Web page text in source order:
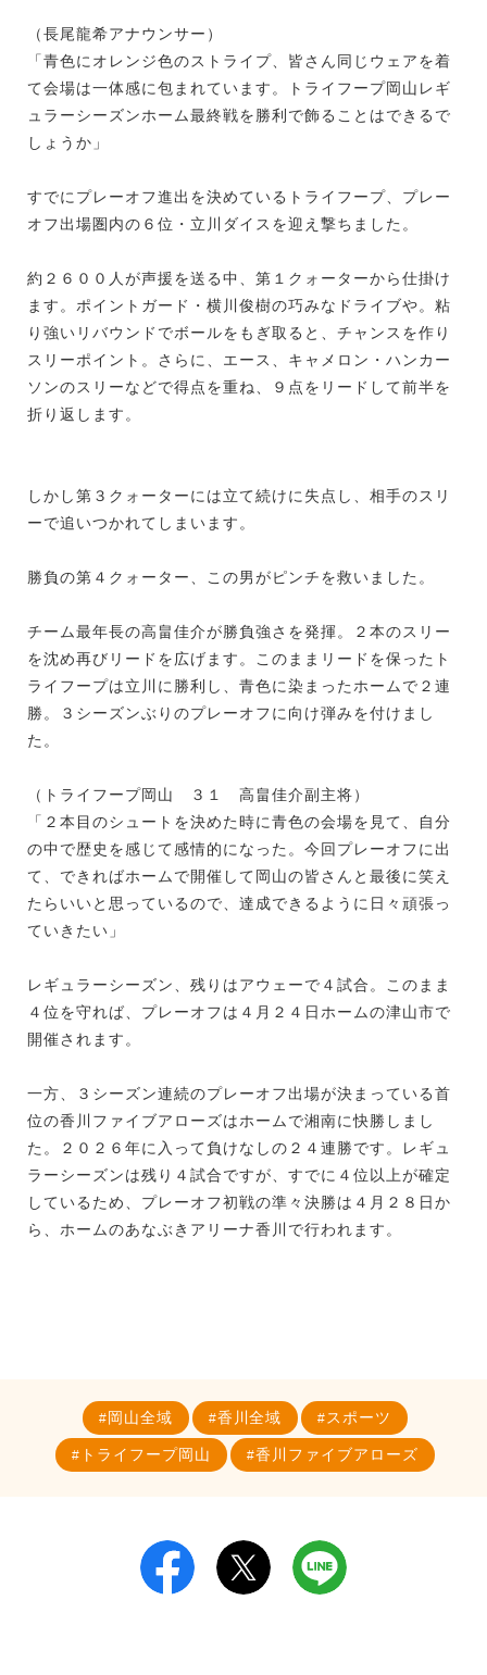
（長尾龍希アナウンサー）
「青色にオレンジ色のストライプ、皆さん同じウェアを着
て会場は一体感に包まれています。トライフープ岡山レギ
ュラーシーズンホーム最終戦を勝利で飾ることはできるで
しょうか」
すでにプレーオフ進出を決めているトライフープ、プレー
オフ出場圏内の６位・立川ダイスを迎え撃ちました。
約２６００人が声援を送る中、第１クォーターから仕掛け
ます。ポイントガード・横川俊樹の巧みなドライブや。粘
り強いリバウンドでボールをもぎ取ると、チャンスを作り
スリーポイント。さらに、エース、キャメロン・ハンカー
ソンのスリーなどで得点を重ね、９点をリードして前半を
折り返します。
しかし第３クォーターには立て続けに失点し、相手のスリ
ーで追いつかれてしまいます。
勝負の第４クォーター、この男がピンチを救いました。
チーム最年長の高畠佳介が勝負強さを発揮。２本のスリー
を沈め再びリードを広げます。このままリードを保ったト
ライフープは立川に勝利し、青色に染まったホームで２連
勝。３シーズンぶりのプレーオフに向け弾みを付けまし
た。
（トライフープ岡山 ３１ 高畠佳介副主将）
「２本目のシュートを決めた時に青色の会場を見て、自分
の中で歴史を感じて感情的になった。今回プレーオフに出
て、できればホームで開催して岡山の皆さんと最後に笑え
たらいいと思っているので、達成できるように日々頑張っ
ていきたい」
レギュラーシーズン、残りはアウェーで４試合。このまま
４位を守れば、プレーオフは４月２４日ホームの津山市で
開催されます。
一方、３シーズン連続のプレーオフ出場が決まっている首
位の香川ファイブアローズはホームで湘南に快勝しまし
た。２０２６年に入って負けなしの２４連勝です。レギュ
ラーシーズンは残り４試合ですが、すでに４位以上が確定
しているため、プレーオフ初戦の準々決勝は４月２８日か
ら、ホームのあなぶきアリーナ香川で行われます。
岡山全域 香川全域 スポーツ
トライフープ岡山 香川ファイブアローズ